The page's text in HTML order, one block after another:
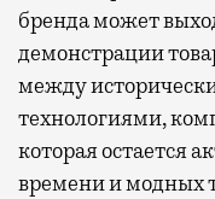
бренда может
демонстрации
между
технологиями,
которая остается
времени и модных